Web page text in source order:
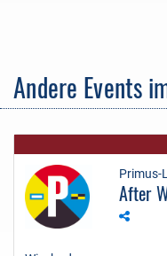
Andere Events
Primus-
After